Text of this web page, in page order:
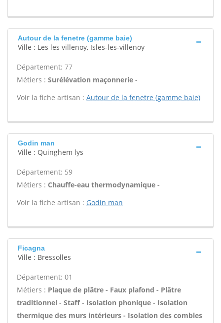
Autour de la fenetre (gamme baie)
Ville : Les les villenoy, Isles-les-villenoy
Département: 77
Métiers : Surélévation maçonnerie -
Voir la fiche artisan : Autour de la fenetre (gamme baie)
Godin man
Ville : Quinghem lys
Département: 59
Métiers : Chauffe-eau thermodynamique -
Voir la fiche artisan : Godin man
Ficagna
Ville : Bressolles
Département: 01
Métiers : Plaque de plâtre - Faux plafond - Plâtre
traditionnel - Staff - Isolation phonique - Isolation
thermique des murs intérieurs - Isolation des combles